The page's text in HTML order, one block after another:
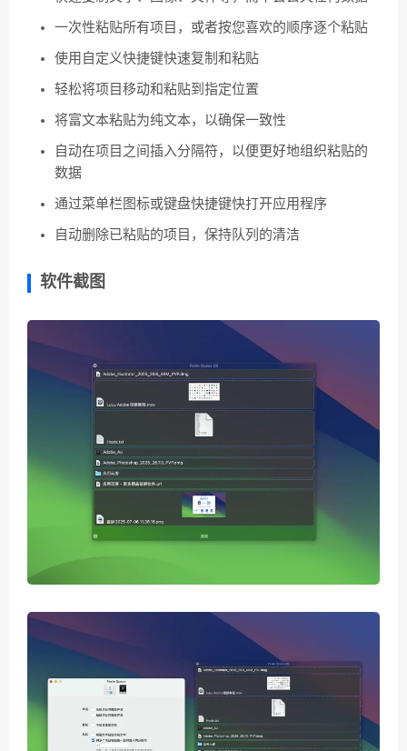
一次性粘贴所有项目，或者按您喜欢的顺序逐个粘贴
使用自定义快捷键快速复制和粘贴
轻松将项目移动和粘贴到指定位置
将富文本粘贴为纯文本，以确保一致性
自动在项目之间插入分隔符，以便更好地组织粘贴的
数据
通过菜单栏图标或键盘快捷键快打开应用程序
自动删除已粘贴的项目，保持队列的清洁
软件截图